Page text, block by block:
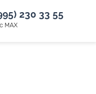
230 33 55
MAX